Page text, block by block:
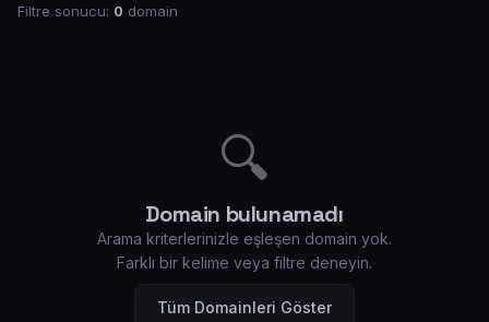
Filtre sonucu: 0 domain
🔍
Domain bulunamadı
Arama kriterlerinizle eşleşen domain yok.
Farklı bir kelime veya filtre deneyin.
Tüm Domainleri Göster